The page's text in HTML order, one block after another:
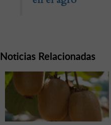
Noticias Relacionadas